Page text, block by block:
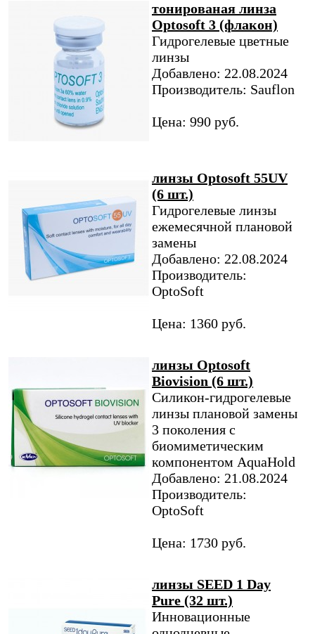
тонированая линза
Optosoft 3 (флакон)
Гидрогелевые цветные
линзы
Добавлено: 22.08.2024
Производитель: Sauflon
Цена: 990 руб.
линзы Optosoft 55UV
(6 шт.)
Гидрогелевые линзы
ежемесячной плановой
замены
Добавлено: 22.08.2024
Производитель:
OptoSoft
Цена: 1360 руб.
линзы Optosoft
Biovision (6 шт.)
Силикон-гидрогелевые
линзы плановой замены
3 поколения с
биомиметическим
компонентом AquaHold
Добавлено: 21.08.2024
Производитель:
OptoSoft
Цена: 1730 руб.
линзы SEED 1 Day
Pure (32 шт.)
Инновационные